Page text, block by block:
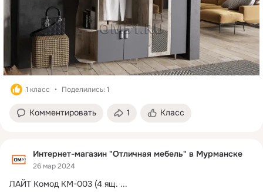
1 класс Поделились: 1
Комментировать 1 Класс
Интернет-магазин "Отличная мебель" в Мурманске
26 мар 2024
ЛАЙТ Комод КМ-003 (4 ящ. ...